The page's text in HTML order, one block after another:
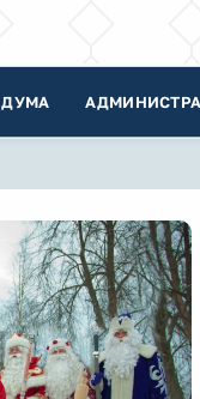
ДУМА